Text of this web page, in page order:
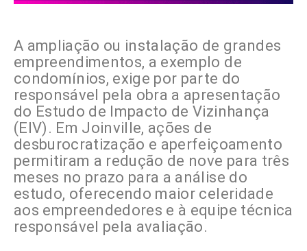
A ampliação ou instalação de grandes
empreendimentos, a exemplo de
condomínios, exige por parte do
responsável pela obra a apresentação
do Estudo de Impacto de Vizinhança
(EIV). Em Joinville, ações de
desburocratização e aperfeiçoamento
permitiram a redução de nove para três
meses no prazo para a análise do
estudo, oferecendo maior celeridade
aos empreendedores e à equipe técnica
responsável pela avaliação.